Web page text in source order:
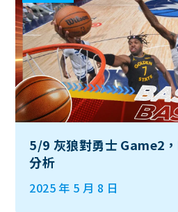
5/9 灰狼對勇士 Game2
分析
2025 年 5 月 8 日